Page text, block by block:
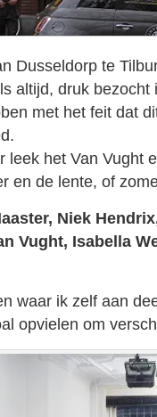
Dusseldorp te
altijd, druk bezocht
met het feit dat
leek het Van Vught
en de lente, of
Niek
Vught, Isabella
waar ik zelf aan
opvielen om